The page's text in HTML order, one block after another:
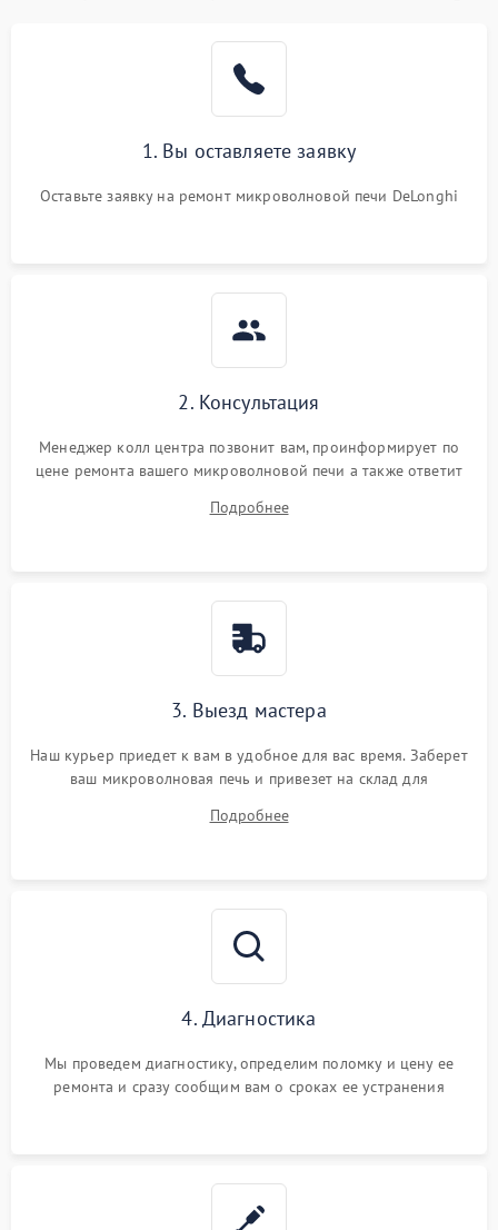
1. Вы оставляете заявку
Оставьте заявку на ремонт микроволновой печи DeLonghi
2. Консультация
Менеджер колл центра позвонит вам, проинформирует по
цене ремонта вашего микроволновой печи а также ответит
Подробнее
3. Выезд мастера
Наш курьер приедет к вам в удобное для вас время. Заберет
ваш микроволновая печь и привезет на склад для
Подробнее
4. Диагностика
Мы проведем диагностику, определим поломку и цену ее
ремонта и сразу сообщим вам о сроках ее устранения